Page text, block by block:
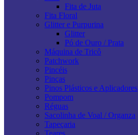
Fita de Juta
Fita Floral
Glitter e Purpurina
Glitter
Pó de Ouro / Prata
Máquina de Tricô
Patchwork
Pincéis
Pinças
Pinos Plásticos e Aplicadores
Pompom
Réguas
Sacolinha de Voal / Organza
Tapeçaria
Teares